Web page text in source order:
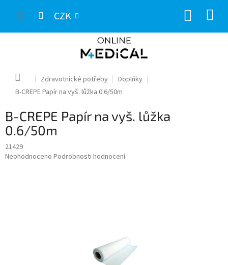
CZK
Domů Zdravotnické potřeby
Doplňky
B-CREPE Papír na vyš. lůžka 0.6/50m
B-CREPE Papír na vyš. lůžka
0.6/50m
21429
Průměrné
Neohodnoceno Podrobnosti hodnocení